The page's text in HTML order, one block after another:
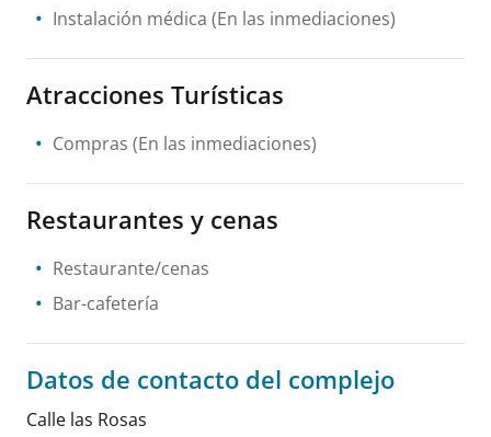
Instalación médica (En las inmediaciones)
Atracciones Turísticas
Compras (En las inmediaciones)
Restaurantes y cenas
Restaurante/cenas
Bar-cafetería
Datos de contacto del complejo
Calle las Rosas